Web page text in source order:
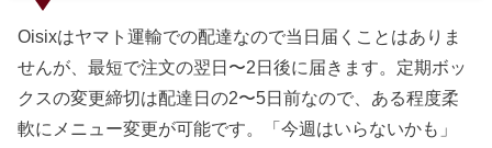
Oisixはヤマト運輸での配達なので当日届くことはありま
せんが、最短で注文の翌日〜2日後に届きます。定期ボッ
クスの変更締切は配達日の2〜5日前なので、ある程度柔
軟にメニュー変更が可能です。「今週はいらないかも」